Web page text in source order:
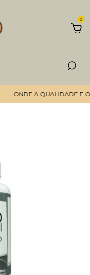
0
ONDE A QUALIDADE E O